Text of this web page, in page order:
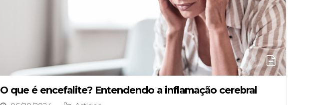
O que é encefalite? Entendendo a inflamação cerebral